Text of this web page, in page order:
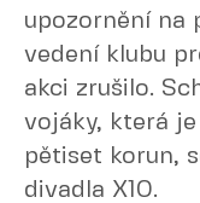
upozornění na
vedení klubu
akci zrušilo.
vojáky, která
pětiset korun,
divadla X10.